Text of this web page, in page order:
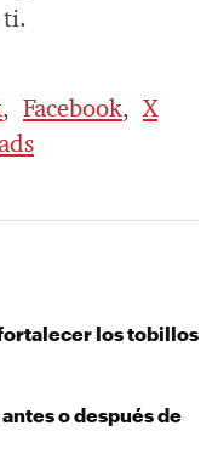
, Facebook,X
los tobillos
o después de